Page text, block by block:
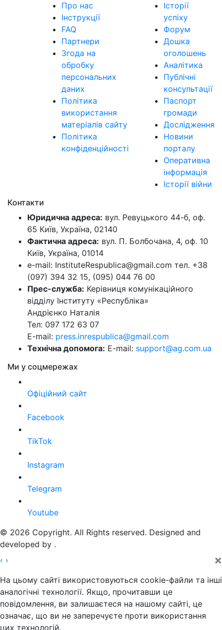
Про нас
Інструкції
FAQ
Партнери
Згода на
обробку
персональних
даних
Політика
використання
матеріалів сайту
Політика
конфіденційності
Історії
успіху
Форум
Дошка
оголошень
Аналітика
Публічні
консультації
Паспорт
громади
Дослідження
Новини
порталу
Оперативна
інформація
Історії війни
Контакти
Юридична адреса: вул. Ревуцького 44-б, оф.
65 Київ, Україна, 02140
Фактична адреса: вул. П. Болбочана, 4, оф. 10
Київ, Україна, 01014
e-mail: InstituteRespublica@gmail.com тел. +38
(097) 394 32 15, (095) 044 76 00
Прес-служба: Керівниця комунікаційного
відділу Інституту «Республіка»
Андрієнко Наталія
Тел: 097 172 63 07
E-mail: press.inrespublica@gmail.com
Технічна допомога: E-mail: support@ag.com.ua
Ми у соцмережах
Офіційний сайт
Facebook
TikTok
Instagram
Telegram
Youtube
© 2026 Copyright. All Rights reserved. Designed and
developed by .
‹ › ×
На цьому сайті використовуються cookie-файли та інші
аналогічні технології. Якщо, прочитавши це
повідомлення, ви залишаєтеся на нашому сайті, це
означає, що ви не заперечуєте проти використання
цих технологій.